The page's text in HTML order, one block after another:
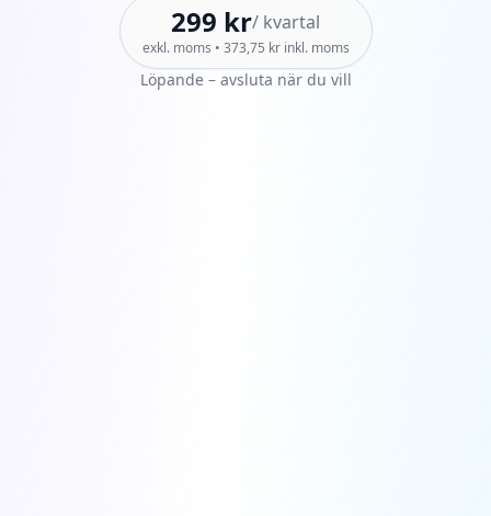
299 kr/ kvartal
exkl. moms • 373,75 krinkl. moms
Löpande – avsluta när du vill